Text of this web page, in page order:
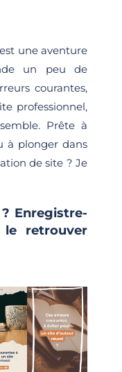
une aventure
un peu de
courantes,
professionnel,
Prête à
à plonger dans
de site ? Je
Enregistre-
retrouver